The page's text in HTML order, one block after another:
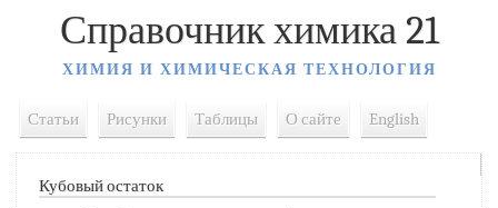
Справочник химика 21
ХИМИЯ И ХИМИЧЕСКАЯ ТЕХНОЛОГИЯ
Статьи Рисунки Таблицы О сайте English
Кубовый остаток